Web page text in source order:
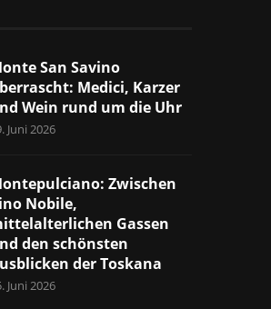
San Savino
Medici, Karzer
Wein rund um die Uhr
Juni 2026
Zwischen
Nobile,
Gassen
den schönsten
der Toskana
Juni 2026